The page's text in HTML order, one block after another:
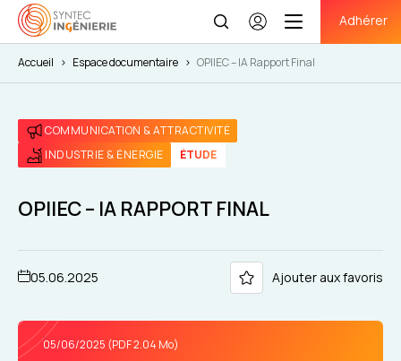
Se
connecter
Adhérer
Accueil > Espace documentaire > OPIIEC – IA Rapport Final
COMMUNICATION & ATTRACTIVITÉ
INDUSTRIE & ÉNERGIE
ÉTUDE
OPIIEC – IA RAPPORT FINAL
05.06.2025 Ajouter aux favoris
05/06/2025 (PDF 2.04 Mo)